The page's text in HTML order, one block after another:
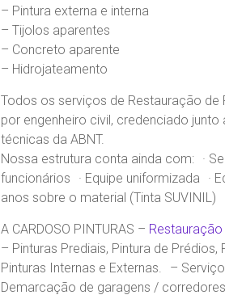
condomínios.
– Pintura externa e interna
– Tijolos aparentes
– Concreto aparente
– Hidrojateamento
Todos os serviços de Restauração de
por engenheiro civil, credenciado
técnicas da ABNT.
Nossa estrutura conta ainda com: ·
funcionários · Equipe uniformizada ·
anos sobre o material (Tinta
A CARDOSO PINTURAS –
– Pinturas Prediais, Pintura de
Pinturas Internas e Externas. –
Demarcação de garagens /